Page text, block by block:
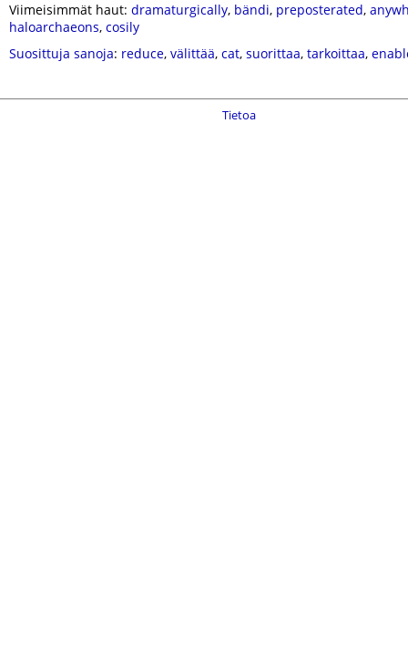
Viimeisimmät haut: dramaturgically, bändi, preposterated,
haloarchaeons, cosily
Suosittuja sanoja: reduce, välittää, cat, suorittaa, tarkoittaa,
Tietoa